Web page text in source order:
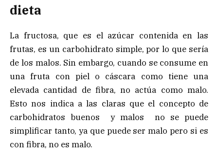
dieta
La fructosa, que es el azúcar contenida en las
frutas, es un carbohidrato simple, por lo que sería
de los malos. Sin embargo, cuando se consume en
una fruta con piel o cáscara como tiene una
elevada cantidad de fibra, no actúa como malo.
Esto nos indica a las claras que el concepto de
carbohidratos buenos y malos no se puede
simplificar tanto, ya que puede ser malo pero si es
con fibra, no es malo.